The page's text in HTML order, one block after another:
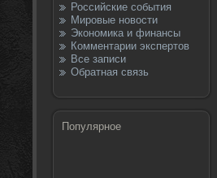
Российские события
Мировые новости
Экономика и финансы
Комментарии экспертов
Все записи
Обратная связь
Популярное